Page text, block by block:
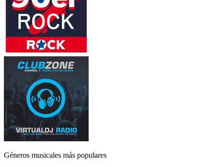
Géneros musicales más populares